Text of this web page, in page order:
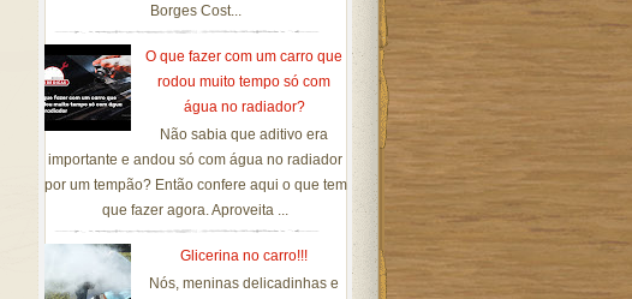
Borges Cost...
O que fazer com um carro que
rodou muito tempo só com
água no radiador?
Não sabia que aditivo era
importante e andou só com água no radiador
por um tempão? Então confere aqui o que tem
que fazer agora. Aproveita ...
Glicerina no carro!!!
Nós, meninas delicadinhas e